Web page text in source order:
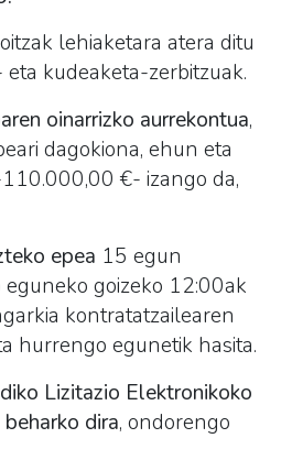
lehiaketara atera ditu
kudeaketa-zerbitzuak.
oinarrizko aurrekontua,
dagokiona, ehun eta
€- izango da,
epea 15 egun
goizeko 12:00ak
kontratatzailearen
hurrengo egunetik hasita.
Lizitazio Elektronikoko
dira, ondorengo